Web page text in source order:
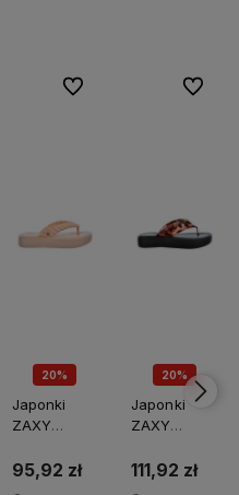
20%
Japonki
ZAXY
02966
95,92 zł
Do ulubionych
Do ulubionych
20%
PROMOCJA
Japonki
ZAXY
02966
111,92 zł
Do
Do